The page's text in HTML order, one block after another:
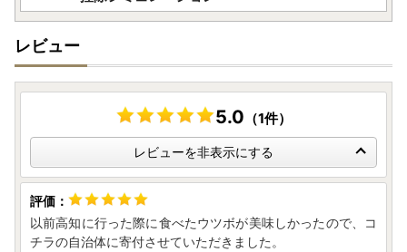
レビュー
5.0 （1件）
レビューを非表示にする
以前高知に行った際に食べたウツボが美味しかったので、コ
チラの自治体に寄付させていただきました。